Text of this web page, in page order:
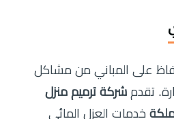
على المباني من مشاكل
تقدم شركة ترميم منزل
خدمات العزل المائي